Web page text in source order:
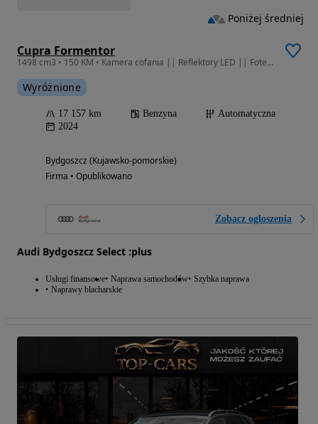
Cupra Formentor
1498 cm3 • 150 KM • Kamera cofania || Reflektory LED || Fotele sportowe || ACC
Wyróżnione
17 157 km Benzyna
Automatyczna
2024
Bydgoszcz (Kujawsko-pomorskie)
Firma • Opublikowano
Zobacz ogłoszenia
Audi Bydgoszcz Select :plus
Usługi finansowe Naprawa samochodów Szybka naprawa
Naprawy blacharskie
Poniżej średniej